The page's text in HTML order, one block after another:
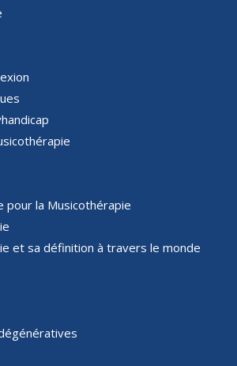
pour la Musicothérapie
et sa définition à travers le monde